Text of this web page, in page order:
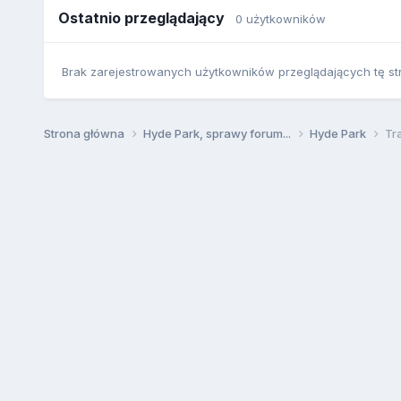
Ostatnio przeglądający 0 użytkowników
Brak zarejestrowanych użytkowników przeglądających tę
Strona główna Hyde Park, sprawy forum... Hyde Park